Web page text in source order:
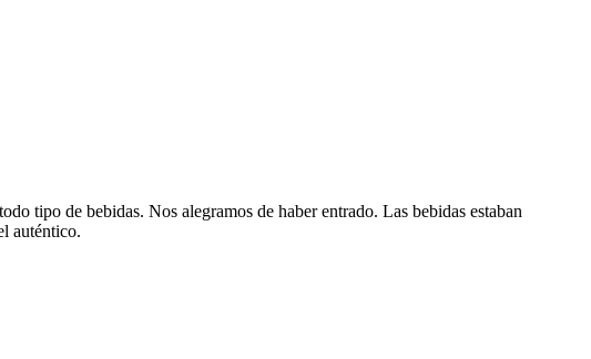
tipo de bebidas. Nos alegramos de haber entrado. Las bebidas estaban
auténtico.